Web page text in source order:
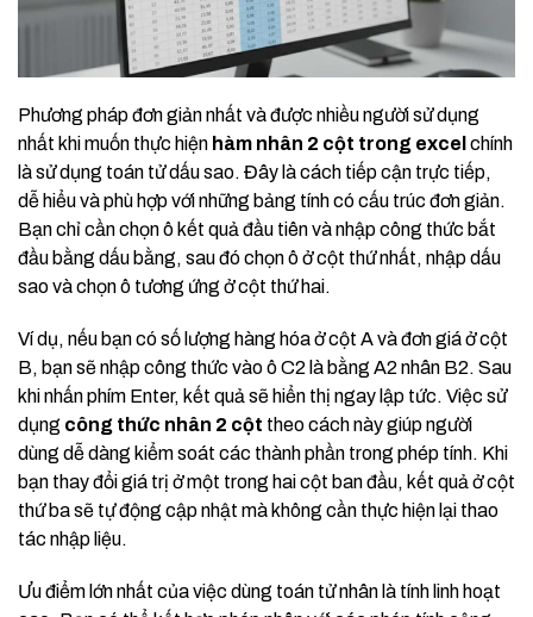
Phương pháp đơn giản nhất và được nhiều người sử dụng
nhất khi muốn thực hiện hàm nhân 2 cột trong excel chính
là sử dụng toán tử dấu sao. Đây là cách tiếp cận trực tiếp,
dễ hiểu và phù hợp với những bảng tính có cấu trúc đơn giản.
Bạn chỉ cần chọn ô kết quả đầu tiên và nhập công thức bắt
đầu bằng dấu bằng, sau đó chọn ô ở cột thứ nhất, nhập dấu
sao và chọn ô tương ứng ở cột thứ hai.
Ví dụ, nếu bạn có số lượng hàng hóa ở cột A và đơn giá ở cột
B, bạn sẽ nhập công thức vào ô C2 là bằng A2 nhân B2. Sau
khi nhấn phím Enter, kết quả sẽ hiển thị ngay lập tức. Việc sử
dụng công thức nhân 2 cột theo cách này giúp người
dùng dễ dàng kiểm soát các thành phần trong phép tính. Khi
bạn thay đổi giá trị ở một trong hai cột ban đầu, kết quả ở cột
thứ ba sẽ tự động cập nhật mà không cần thực hiện lại thao
tác nhập liệu.
Ưu điểm lớn nhất của việc dùng toán tử nhân là tính linh hoạt